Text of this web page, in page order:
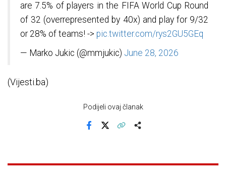
are 7.5% of players in the FIFA World Cup Round
of 32 (overrepresented by 40x) and play for 9/32
or 28% of teams! -> pic.twitter.com/rys2GU5GEq
— Marko Jukic (@mmjukic) June 28, 2026
(Vijesti.ba)
Podijeli ovaj članak